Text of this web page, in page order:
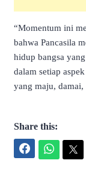
“Momentum ini
bahwa Pancasila
hidup bangsa
dalam setiap
yang maju, damai,
Share this: